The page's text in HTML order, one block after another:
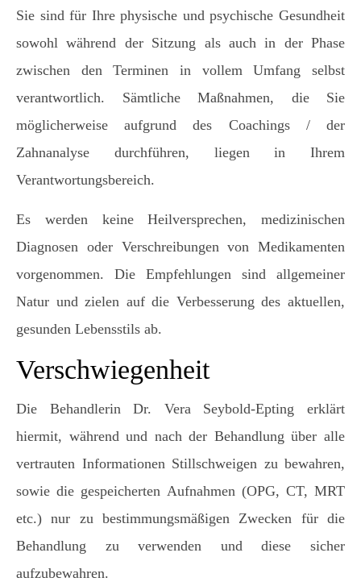
Sie sind für Ihre physische und psychische Gesundheit
sowohl während der Sitzung als auch in der Phase
zwischen den Terminen in vollem Umfang selbst
verantwortlich. Sämtliche Maßnahmen, die Sie
möglicherweise aufgrund des Coachings / der
Zahnanalyse durchführen, liegen in Ihrem
Verantwortungsbereich.
Es werden keine Heilversprechen, medizinischen
Diagnosen oder Verschreibungen von Medikamenten
vorgenommen. Die Empfehlungen sind allgemeiner
Natur und zielen auf die Verbesserung des aktuellen,
gesunden Lebensstils ab.
Verschwiegenheit
Die Behandlerin Dr. Vera Seybold-Epting erklärt
hiermit, während und nach der Behandlung über alle
vertrauten Informationen Stillschweigen zu bewahren,
sowie die gespeicherten Aufnahmen (OPG, CT, MRT
etc.) nur zu bestimmungsmäßigen Zwecken für die
Behandlung zu verwenden und diese sicher
aufzubewahren.